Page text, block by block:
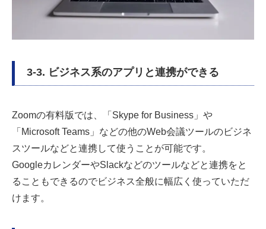
3-3. ビジネス系のアプリと連携ができる
Zoomの有料版では、「Skype for Business」や
「Microsoft Teams」などの他のWeb会議ツールのビジネ
スツールなどと連携して使うことが可能です。
GoogleカレンダーやSlackなどのツールなどと連携をと
ることもできるのでビジネス全般に幅広く使っていただ
けます。